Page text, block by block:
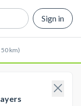
Sign in
50 km)